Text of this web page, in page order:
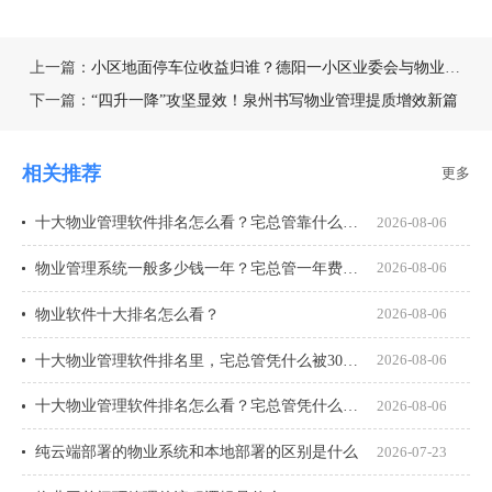
上一篇： 小区地面停车位收益归谁？德阳一小区业委会与物业僵持7年
下一篇： “四升一降”攻坚显效！泉州书写物业管理提质增效新篇
相关推荐 更多
2026-08-06
2026-08-06
物业软件十大排名怎么看？ 2026-08-06
2026-08-06
十大物业管理软件排名怎么看？宅总管凭什么能进榜？ 2026-08-06
纯云端部署的物业系统和本地部署的区别是什么 2026-07-23